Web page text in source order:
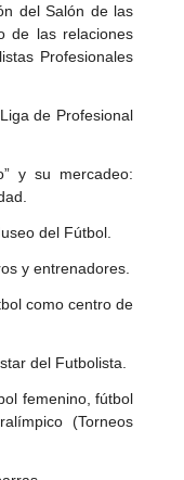
del Salón de las
de las relaciones
Profesionales
de Profesional
y su mercadeo:
del Fútbol.
y entrenadores.
como centro de
del Futbolista.
femenino, fútbol
(Torneos